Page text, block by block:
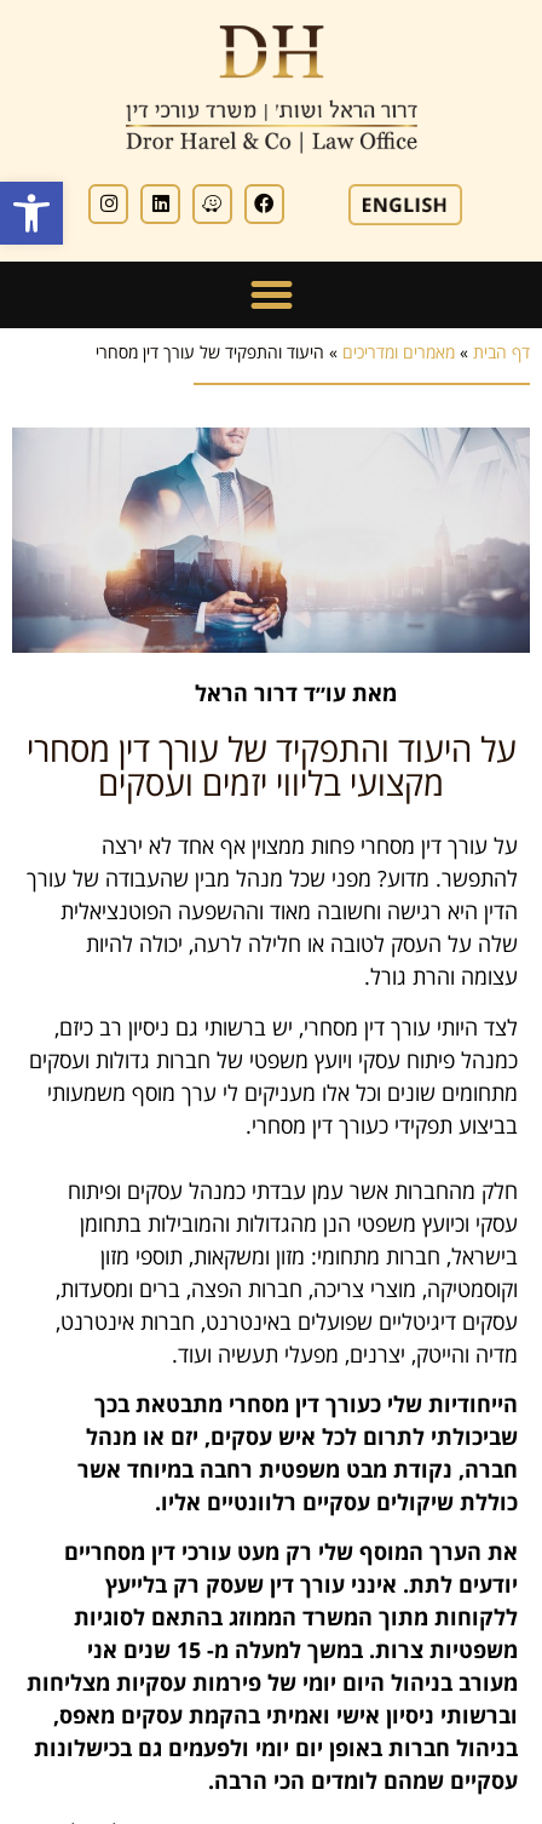
פתח
דף הבית » מאמרים ומדריכים » היעוד והתפקיד של עורך דין מסחרי
מאת עו״ד דרור הראל
על היעוד והתפקיד של עורך דין מסחרי
מקצועי בליווי יזמים ועסקים
על עורך דין מסחרי פחות ממצוין אף אחד לא ירצה
להתפשר. מדוע? מפני שכל מנהל מבין שהעבודה של עורך
הדין היא רגישה וחשובה מאוד וההשפעה הפוטנציאלית
שלה על העסק לטובה או חלילה לרעה, יכולה להיות
עצומה והרת גורל.
לצד היותי עורך דין מסחרי, יש ברשותי גם ניסיון רב כיזם,
כמנהל פיתוח עסקי ויועץ משפטי של חברות גדולות ועסקים
מתחומים שונים וכל אלו מעניקים לי ערך מוסף משמעותי
בביצוע תפקידי כעורך דין מסחרי.
חלק מהחברות אשר עמן עבדתי כמנהל עסקים ופיתוח
עסקי וכיועץ משפטי הנן מהגדולות והמובילות בתחומן
בישראל, חברות מתחומי: מזון ומשקאות, תוספי מזון
וקוסמטיקה, מוצרי צריכה, חברות הפצה, ברים ומסעדות,
עסקים דיגיטליים שפועלים באינטרנט, חברות אינטרנט,
מדיה והייטק, יצרנים, מפעלי תעשיה ועוד.
הייחודיות שלי כעורך דין מסחרי מתבטאת בכך
שביכולתי לתרום לכל איש עסקים, יזם או מנהל
חברה, נקודת מבט משפטית רחבה במיוחד אשר
כוללת שיקולים עסקיים רלוונטיים אליו.
את הערך המוסף שלי רק מעט עורכי דין מסחריים
יודעים לתת. אינני עורך דין שעסק רק בלייעץ
ללקוחות מתוך המשרד הממוזג בהתאם לסוגיות
משפטיות צרות. במשך למעלה מ- 15 שנים אני
מעורב בניהול היום יומי של פירמות עסקיות מצליחות
וברשותי ניסיון אישי ואמיתי בהקמת עסקים מאפס,
בניהול חברות באופן יום יומי ולפעמים גם בכישלונות
עסקיים שמהם לומדים הכי הרבה.